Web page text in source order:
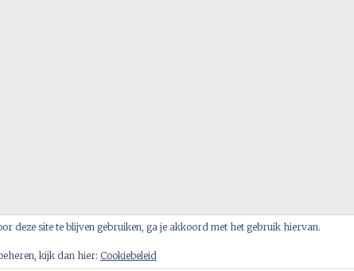
The Dutch Royal Family. Alle rechten voorbehouden. Thema:
deze site te blijven gebruiken, ga je akkoord met het gebruik hiervan.
kijk dan hier: Cookiebeleid